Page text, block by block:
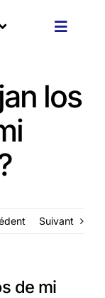
Toggle
los
Suivant
de mi